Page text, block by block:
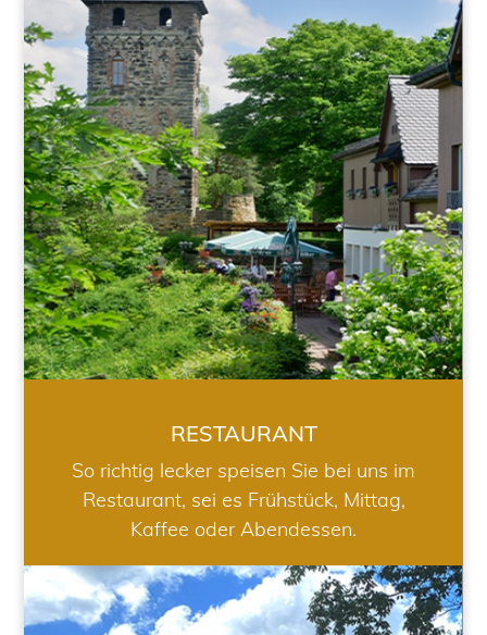
RESTAURANT
RESTAURANT
So richtig lecker speisen Sie bei uns im
Restaurant, sei es Frühstück, Mittag,
Kaffee oder Abendessen.